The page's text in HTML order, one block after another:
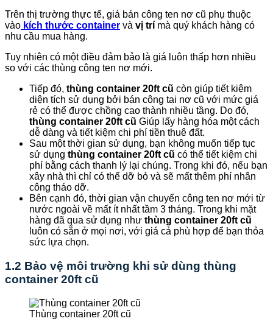
Trên thị trường thực tế, giá bán công ten nơ cũ phụ thuộc
vào kích thước container và vị trí mà quý khách hàng có
nhu cầu mua hàng.
Tuy nhiên có một điều đảm bảo là giá luôn thấp hơn nhiều
so với các thùng công ten nơ mới.
Tiếp đó, thùng container 20ft cũ còn giúp tiết kiệm
diện tích sử dụng bởi bán công tai nơ cũ với mức giá
rẻ có thể được chồng cao thành nhiều tầng. Do đó,
thùng container 20ft cũ Giúp lấy hàng hóa một cách
dễ dàng và tiết kiệm chi phí tiền thuê đất.
Sau một thời gian sử dụng, bạn không muốn tiếp tục
sử dụng thùng container 20ft cũ có thể tiết kiệm chi
phí bằng cách thanh lý lại chúng. Trong khi đó, nếu bạn
xây nhà thì chỉ có thể dỡ bỏ và sẽ mất thêm phí nhân
công tháo dỡ.
Bên cạnh đó, thời gian vận chuyển công ten nơ mới từ
nước ngoài về mất ít nhất tầm 3 tháng. Trong khi mặt
hàng đã qua sử dụng như thùng container 20ft cũ
luôn có sẵn ở mọi nơi, với giá cả phù hợp để bạn thỏa
sức lựa chọn.
1.2 Bảo vệ môi trường khi sử dùng thùng
container 20ft cũ
Thùng container 20ft cũ